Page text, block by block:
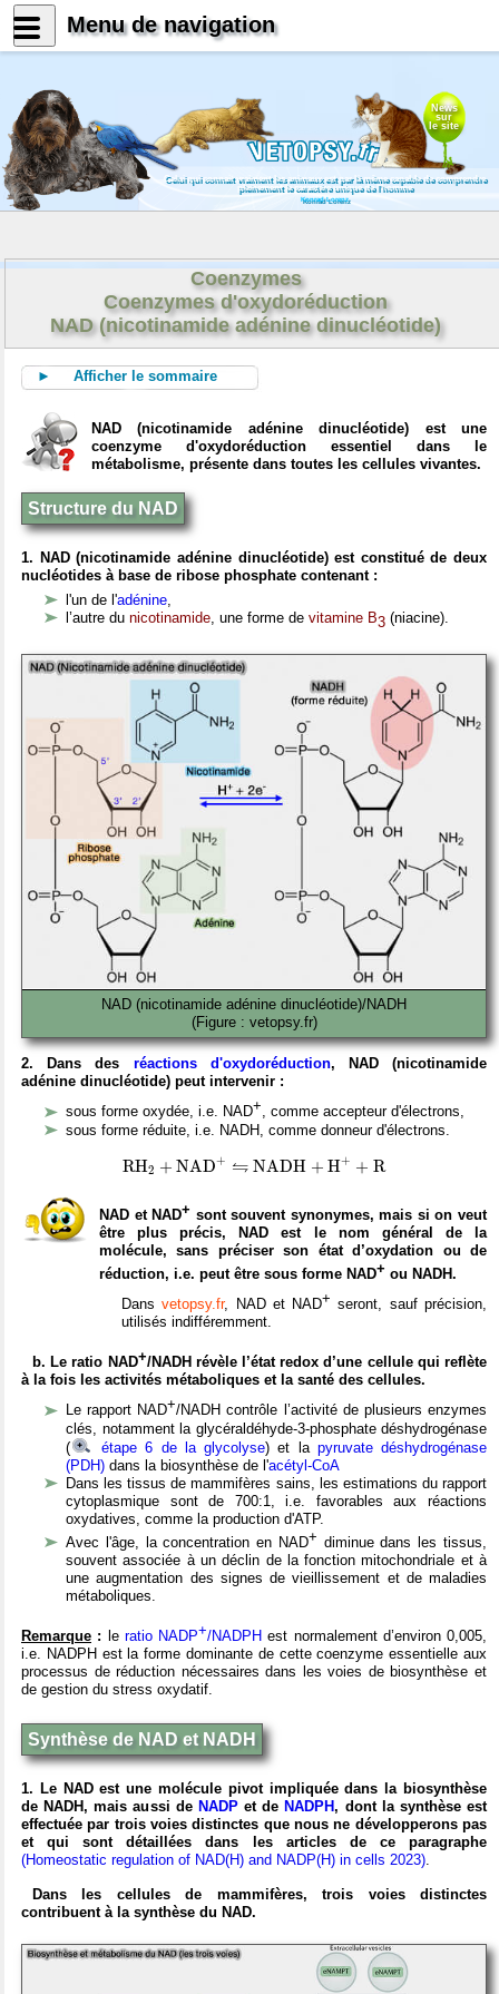
News
sur
le site
Celui qui connait vraiment les animaux est par là même capable de comprendre
pleinement le caractère unique de l'homme
Konrad Lorenz
Coenzymes
Coenzymes d'oxydoréduction
NAD (nicotinamide adénine dinucléotide)
► Afficher le sommaire
NAD (nicotinamide adénine dinucléotide) est une
coenzyme d'oxydoréduction essentiel dans le
métabolisme, présente dans toutes les cellules vivantes.
Structure du NAD
1. NAD(nicotinamide adénine dinucléotide) est constitué de deux
nucléotides à base de ribose phosphate contenant :
l'un de l'adénine,
l’autre du nicotinamide, une forme de vitamine B3 (niacine).
NAD (nicotinamide adénine dinucléotide)/NADH
(Figure : vetopsy.fr)
2. Dans des réactions d'oxydoréduction, NAD (nicotinamide
adénine dinucléotide) peut intervenir :
sous forme oxydée, i.e. NAD+, comme accepteur d'électrons,
sous forme réduite, i.e. NADH, comme donneur d'électrons.
RH2 + NAD+
RHX +N A DX+ ⇋
⇋ NADH + H+ + R
NA DH+ X++
NAD et NAD+ sont souvent synonymes, mais si on veut
être plus précis, NAD est le nom général de la
molécule, sans préciser son état d’oxydation ou de
réduction, i.e. peut être sous forme NAD+ ou NADH.
Dansvetopsy.fr, NAD et NAD+ seront, sauf précision,
utilisés indifféremment.
b. Le ratio NAD+/NADH révèle l’état redox d’une cellule qui reflète
à la fois les activités métaboliques et la santé des cellules.
Le rapport NAD+/NADH contrôle l’activité de plusieurs enzymes
clés, notamment la glycéraldéhyde-3-phosphate déshydrogénase
(
étape 6 de la glycolyse) et la pyruvate déshydrogénase
(PDH) dans la biosynthèse de l'acétyl-CoA
Dans les tissus de mammifères sains, les estimations du rapport
cytoplasmique sont de 700:1, i.e. favorables aux réactions
oxydatives, comme la production d'ATP.
Avec l'âge, la concentration en NAD+ diminue dans les tissus,
souvent associée à un déclin de la fonction mitochondriale et à
une augmentation des signes de vieillissement et de maladies
métaboliques.
Remarque : le ratio NADP+/NADPH est normalement d’environ 0,005,
i.e. NADPH est la forme dominante de cette coenzyme essentielle aux
processus de réduction nécessaires dans les voies de biosynthèse et
de gestion du stress oxydatif.
Synthèse de NAD et NADH
1. Le NAD est une molécule pivot impliquée dans la biosynthèse
de NADH, mais aussi de NADPet de NADPH, dont la synthèse est
effectuée par trois voies distinctes que nous ne développerons pas
et qui sont détaillées dans les articles de ce paragraphe
(Homeostatic regulation of NAD(H) and NADP(H) in cells 2023).
Dans les cellules de mammifères, trois voies distinctes
contribuent à la synthèse du NAD.
Menu de navigation